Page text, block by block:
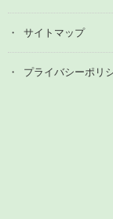
サイトマップ
プライバシーポリ